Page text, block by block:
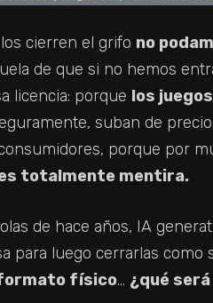
cierren el grifo no
de que si no hemos
licencia: porque los
suban de
porque por
totalmente mentira.
de hace años, IA
para luego cerrarlas como
físico… ¿qué